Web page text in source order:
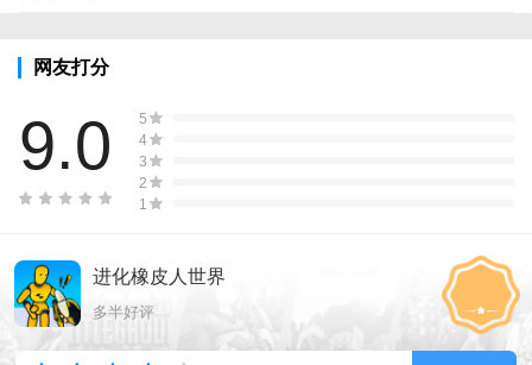
网友打分
9.0
5
4
3
2
1
进化橡皮人世界
多半好评